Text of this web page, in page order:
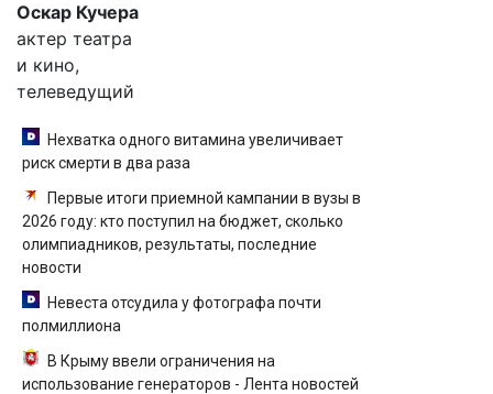
Оскар Кучера
актер театра
и кино,
телеведущий
Нехватка одного витамина увеличивает
риск смерти в два раза
Первые итоги приемной кампании в вузы в
2026 году: кто поступил на бюджет, сколько
олимпиадников, результаты, последние
новости
Невеста отсудила у фотографа почти
полмиллиона
В Крыму ввели ограничения на
использование генераторов - Лента новостей